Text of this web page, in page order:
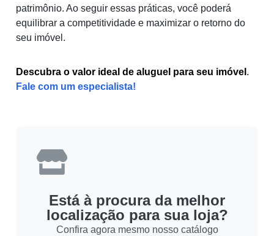
patrimônio. Ao seguir essas práticas, você poderá
equilibrar a competitividade e maximizar o retorno do
seu imóvel.
Descubra o valor ideal de aluguel para seu imóvel .
Fale com um especialista!
Está à procura da melhor
localização para sua loja?
Confira agora mesmo nosso catálogo